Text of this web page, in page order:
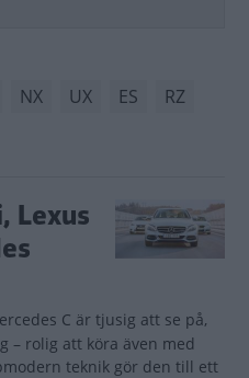
NX UX ES
RZ
Lexus
C är tjusig att se på,
– rolig att köra även med
teknik gör den till ett